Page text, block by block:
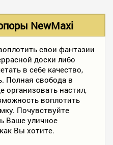
NewMaxi
свои фантазии
доски либо
в себе качество,
Полная свобода в
организовать настил,
воплотить
Почувствуйте
Ваше уличное
Вы хотите.